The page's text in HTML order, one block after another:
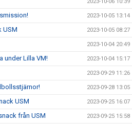
2023-10-05 13:14
USM 2023-10-05 08:27
2023-10-04 20:49
under Lilla VM! 2023-10-04 15:17
2023-09-29 11:26
2023-09-28 13:05
USM 2023-09-25 16:07
från USM 2023-09-25 15:58